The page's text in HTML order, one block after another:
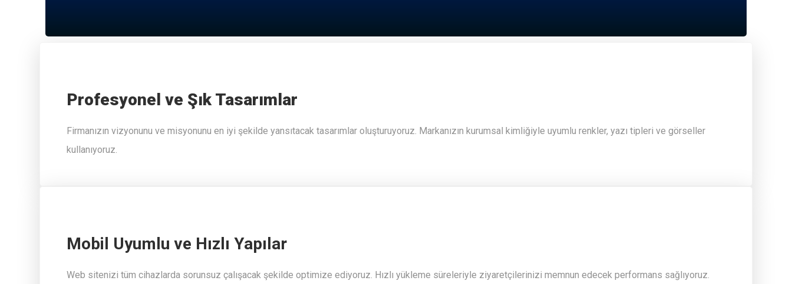
Profesyonel ve Şık Tasarımlar
Firmanızın vizyonunu ve misyonunu en iyi şekilde yansıtacak tasarımlar oluşturuyoruz. Markanızın kurumsal kimliğiyle uyumlu renkler, yazı tipleri ve görseller
kullanıyoruz.
Mobil Uyumlu ve Hızlı Yapılar
Web sitenizi tüm cihazlarda sorunsuz çalışacak şekilde optimize ediyoruz. Hızlı yükleme süreleriyle ziyaretçilerinizi memnun edecek performans sağlıyoruz.